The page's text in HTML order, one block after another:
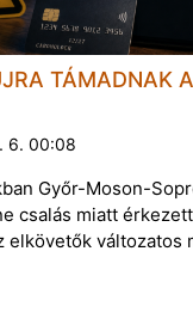
TÁMADNAK
6. 00:08
Győr-Moson-
csalás miatt
elkövetők változatos